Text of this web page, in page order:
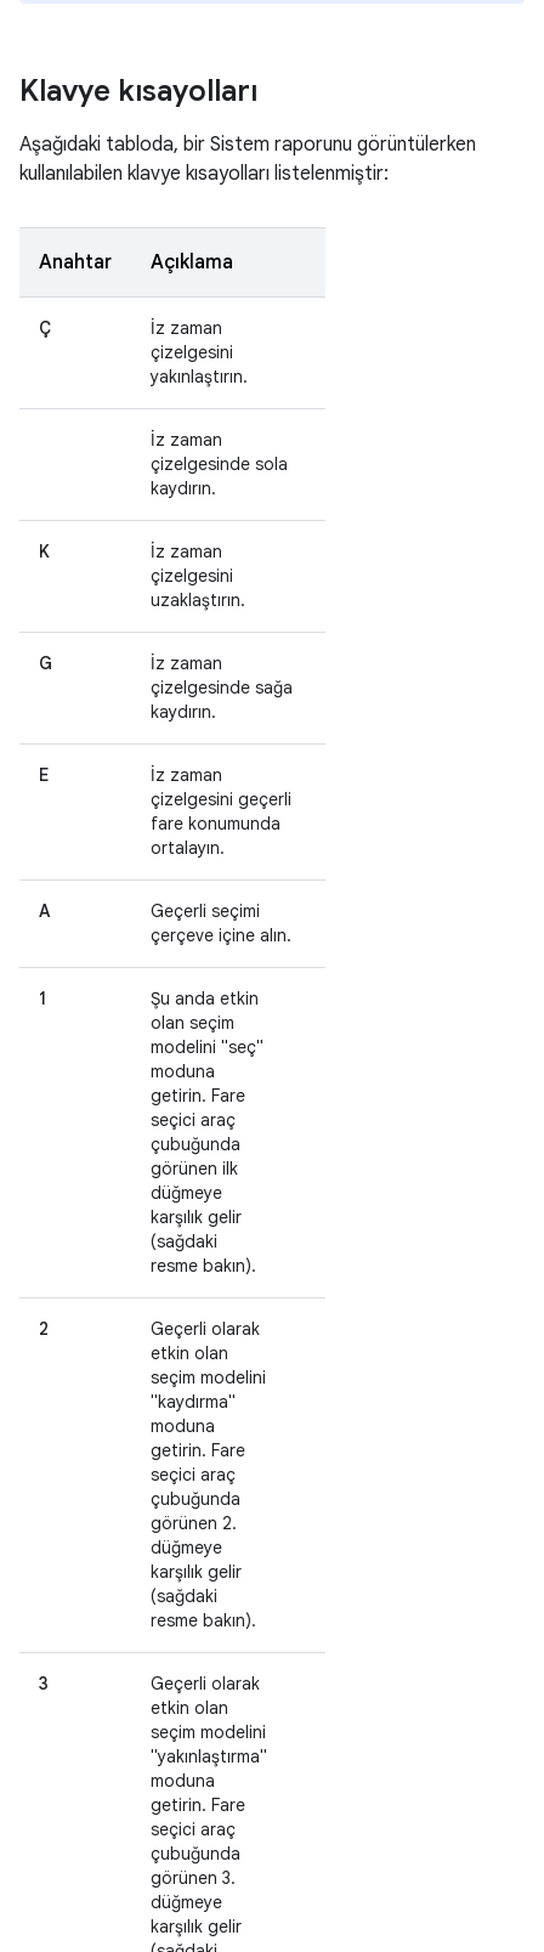
Klavye kısayolları
Aşağıdaki tabloda, bir Sistem raporunu görüntülerken
kullanılabilen klavye kısayolları listelenmiştir:
Anahtar Açıklama
Ç
İz zaman
çizelgesini
yakınlaştırın.
İz zaman
çizelgesinde sola
kaydırın.
K
İz zaman
çizelgesini
uzaklaştırın.
G
İz zaman
çizelgesinde sağa
kaydırın.
E
İz zaman
çizelgesini geçerli
fare konumunda
ortalayın.
A
Geçerli seçimi
çerçeve içine alın.
1
Şu anda etkin
olan seçim
modelini "seç"
moduna
getirin. Fare
seçici araç
çubuğunda
görünen ilk
düğmeye
karşılık gelir
(sağdaki
resme bakın).
2
Geçerli olarak
etkin olan
seçim modelini
"kaydırma"
moduna
getirin. Fare
seçici araç
çubuğunda
görünen 2.
düğmeye
karşılık gelir
(sağdaki
resme bakın).
3
Geçerli olarak
etkin olan
seçim modelini
"yakınlaştırma"
moduna
getirin. Fare
seçici araç
çubuğunda
görünen 3.
düğmeye
karşılık gelir